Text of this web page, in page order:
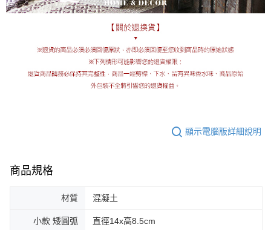
顯示電腦版詳細說明
商品規格
材質 混凝土
小款 矮圓弧 直徑14x高8.5cm